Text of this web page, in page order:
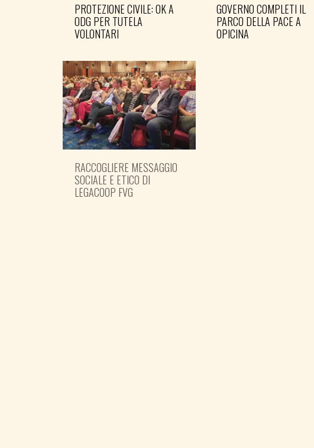
PROTEZIONE CIVILE: OK A
ODG PER TUTELA
VOLONTARI
GOVERNO COMPLETI IL
PARCO DELLA PACE A
OPICINA
RACCOGLIERE MESSAGGIO
SOCIALE E ETICO DI
LEGACOOP FVG